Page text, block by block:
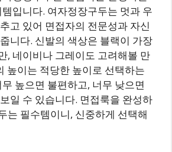
입니다. 여자정장구두는 멋과 우
고 있어 면접자의 전문성과 자신
니다. 신발의 색상은 블랙이 가장
, 네이비나 그레이도 고려해볼 만
높이는 적당한 높이로 선택하는
높으면 불편하고, 너무 낮으면
일 수 있습니다. 면접룩을 완성하
는 필수템이니, 신중하게 선택해